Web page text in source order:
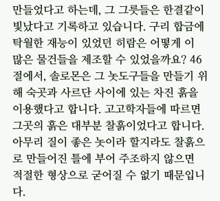
만들었다고 하는데, 그 그릇들은 한결같이
빛났다고 기록하고 있습니다. 구리 합금에
탁월한 재능이 있었던 히람은 어떻게 이
많은 물건들을 제조할 수 있었을까요? 46
절에서, 솔로몬은 그 놋도구들을 만들기 위
해 숙곳과 사르단 사이에 있는 차진 흙을
이용했다고 합니다. 고고학자들에 따르면
그곳의 흙은 대부분 찰흙이었다고 합니다.
아무리 질이 좋은 놋이라 할지라도 찰흙으
로 만들어진 틀에 부어 주조하지 않으면
적절한 형상으로 굳어질 수 없기 때문입니
다.